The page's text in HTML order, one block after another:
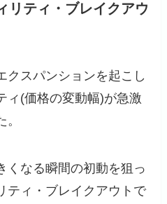
リティ・ブレイクアウ
クスパンションを起こし
ィ(価格の変動幅)が急激
くなる瞬間の初動を狙っ
ティ・ブレイクアウトで